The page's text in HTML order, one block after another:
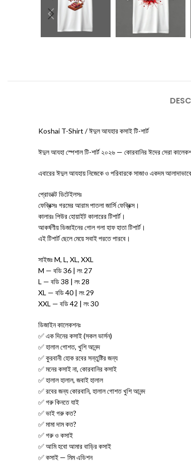
Koshai T-Shirt / ঈদুল আযহার কসাই টি-শার্ট
ঈদুল আযহা স্পেশাল টি-শার্ট ২০২৬ — কোরবানির ঈদের সেরা
এবারের ঈদুল আযহায় নিজেকে ও পরিবারকে সাজাও একদম
প্রোডাক্ট ডিটেইলসঃ
ফেব্রিক্সঃ গরমের আরাম পাতলা জার্সি ফেব্রিক্স।
কালারঃ পিউর হোয়াইট কালারের টিশার্ট।
আকর্ষণীয় ডিজাইনের গোল গলা হাফ হাতা টিশার্ট।
এই টিশার্ট ছেলে মেয়ে সবাই পরতে পারবে।
সাইজঃ M, L, XL, XXL
M — বডি 36 | লং 27
L — বডি 38 | লং 28
XL — বডি 40 | লং 29
XXL — বডি 42 | লং 30
ডিজাইন কালেকশনঃ
✅ এক দিনের কসাই (সকল ভার্সন)
✅ হালাল গোশত, খুশি আনন্দ
✅ কুরবানী হোক রবের সন্তুষ্টির জন্য
✅ মনের কসাই না, কোরবানির কসাই
✅ হালাল হালাল, জবাই হালাল
✅ রবের জন্য কোরবানি, হালাল গোশত খুশি আনন্দ
✅ গরু কিনতে যাই
✅ ভাই গরু কত?
✅ মামা দাম কত?
✅ গরু ও কসাই
✅ আমি হবো আমার বাড়ির কসাই
✅ কসাই — মিম এডিশন